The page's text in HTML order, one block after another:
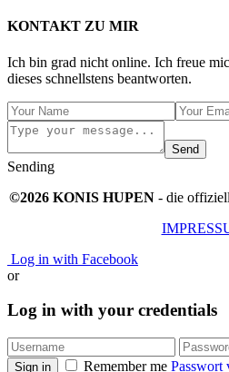
KONTAKT ZU MIR
Ich bin grad nicht online. Ich freue
dieses schnellstens beantworten.
Send
Sending
©2026 KONIS HUPEN - die
Log in with Facebook
or
Log in with your credentials
Sign in Remember me Passwort